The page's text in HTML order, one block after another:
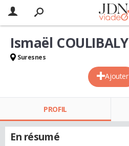
Ajouter
Ismaël COULIBALY
Suresnes
PROFIL
En résumé